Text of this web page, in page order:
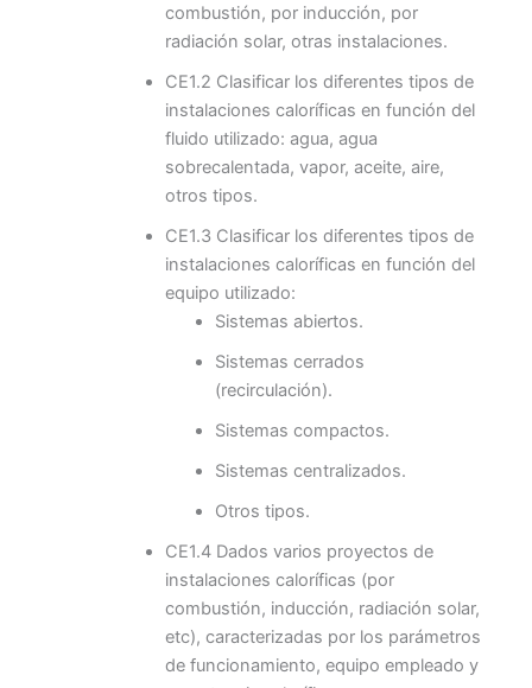
combustión, por inducción, por
radiación solar, otras instalaciones.
CE1.2 Clasificar los diferentes tipos de
instalaciones caloríficas en función del
fluido utilizado: agua, agua
sobrecalentada, vapor, aceite, aire,
otros tipos.
CE1.3 Clasificar los diferentes tipos de
instalaciones caloríficas en función del
equipo utilizado:
Sistemas abiertos.
Sistemas cerrados
(recirculación).
Sistemas compactos.
Sistemas centralizados.
Otros tipos.
CE1.4 Dados varios proyectos de
instalaciones caloríficas (por
combustión, inducción, radiación solar,
etc), caracterizadas por los parámetros
de funcionamiento, equipo empleado y